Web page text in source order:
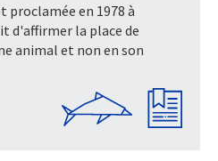
proclamée en 1978 à
d'affirmer la place de
animal et non en son